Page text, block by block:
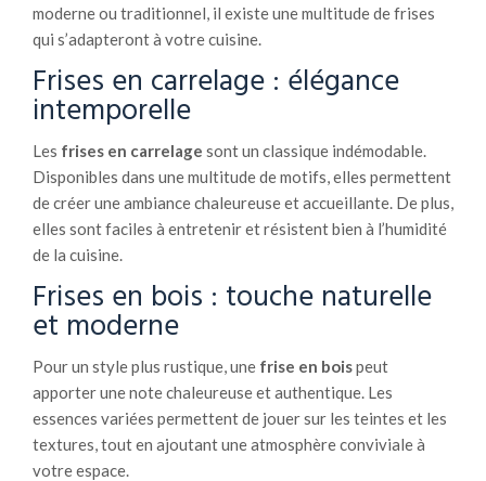
moderne ou traditionnel, il existe une multitude de frises
qui s’adapteront à votre cuisine.
Frises en carrelage : élégance
intemporelle
Les frises en carrelage sont un classique indémodable.
Disponibles dans une multitude de motifs, elles permettent
de créer une ambiance chaleureuse et accueillante. De plus,
elles sont faciles à entretenir et résistent bien à l’humidité
de la cuisine.
Frises en bois : touche naturelle
et moderne
Pour un style plus rustique, une frise en boispeut
apporter une note chaleureuse et authentique. Les
essences variées permettent de jouer sur les teintes et les
textures, tout en ajoutant une atmosphère conviviale à
votre espace.